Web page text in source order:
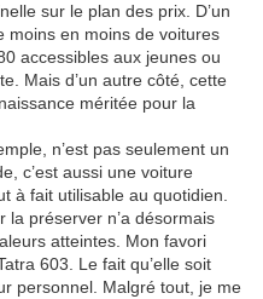
sur le plan des prix. D’un
moins en moins de voitures
accessibles aux jeunes ou
Mais d’un autre côté, cette
méritée pour la
n’est pas seulement un
c’est aussi une voiture
à fait utilisable au quotidien.
la préserver n’a désormais
atteintes. Mon favori
603. Le fait qu’elle soit
personnel. Malgré tout, je me